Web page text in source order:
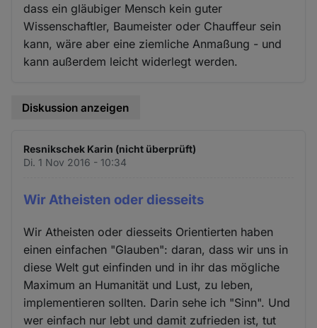
dass ein gläubiger Mensch kein guter
Wissenschaftler, Baumeister oder Chauffeur sein
kann, wäre aber eine ziemliche Anmaßung - und
kann außerdem leicht widerlegt werden.
Diskussion anzeigen
Resnikschek Karin (nicht überprüft)
Di. 1 Nov 2016 - 10:34
Wir Atheisten oder diesseits
Wir Atheisten oder diesseits Orientierten haben
einen einfachen "Glauben": daran, dass wir uns in
diese Welt gut einfinden und in ihr das mögliche
Maximum an Humanität und Lust, zu leben,
implementieren sollten. Darin sehe ich "Sinn". Und
wer einfach nur lebt und damit zufrieden ist, tut